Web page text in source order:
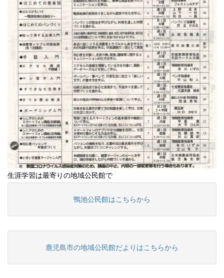
生涯学習は最寄りの地域公民館で
鴨池公民館はこちらから
鹿児島市の地域公民館だよりはこちらから